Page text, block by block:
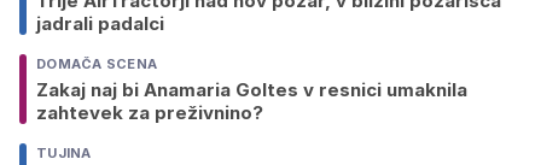
jadrali padalci
DOMAČA SCENA
Zakaj naj bi Anamaria Goltes v resnici umaknila
zahtevek za preživnino?
TUJINA